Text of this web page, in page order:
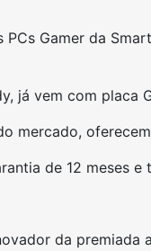
Gamer da
já vem com placa
mercado,
de 12 meses
da premiada